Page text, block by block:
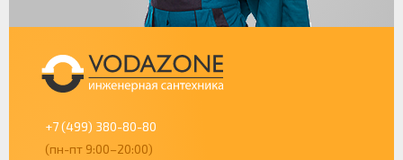
+7 (499) 380-80-80
(пн-пт 9:00–20:00)